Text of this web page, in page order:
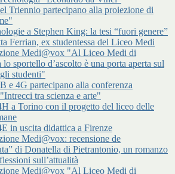
Triennio partecipano alla proiezione di
a Stephen King: la tesi “fuori genere”
Ferrian, ex studentessa del Liceo Medi
Medi@vox "Al Liceo Medi di
sportello d’ascolto è una porta aperta sul
studenti"
e 4G partecipano alla conferenza
tra scienza e arte"
a Torino con il progetto del liceo delle
in uscita didattica a Firenze
Medi@vox: recensione de
di Donatella di Pietrantonio, un romanzo
sull’attualità
Medi@vox "Al Liceo Medi di